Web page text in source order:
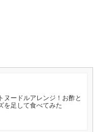
ヌードルアレンジ！お酢と
を足して食べてみた